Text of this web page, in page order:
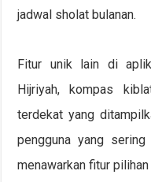
jadwal sholat bulanan.
Fitur unik lain di
Hijriyah, kompas
terdekat yang
pengguna yang
menawarkan fitur